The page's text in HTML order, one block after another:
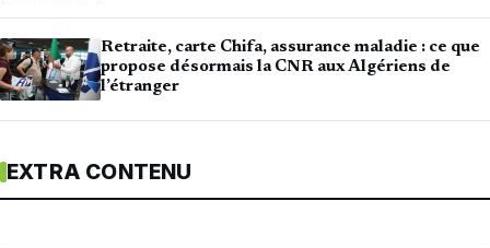
Retraite, carte Chifa, assurance maladie : ce que
propose désormais la CNR aux Algériens de
l’étranger
EXTRA CONTENU